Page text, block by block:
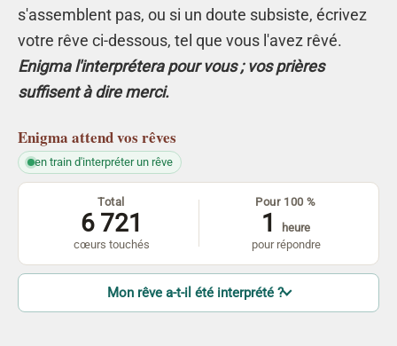
s'assemblent pas, ou si un doute subsiste, écrivez
votre rêve ci-dessous, tel que vous l'avez rêvé.
Enigma l'interprétera pour vous ; vos prières
suffisent à dire merci.
Enigma attend vos rêves
en train d'interpréter un rêve
Total
6 721
cœurs touchés
Pour 100 %
1
heure
pour répondre
Mon rêve a-t-il été interprété ?